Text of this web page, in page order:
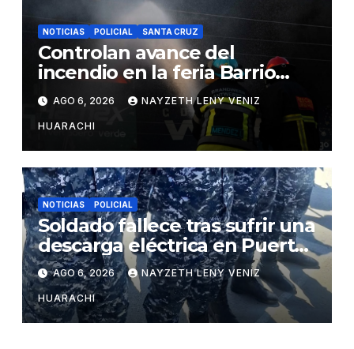
NOTICIAS POLICIAL SANTA CRUZ
Controlan avance del
incendio en la feria Barrio
Lindo
AGO 6, 2026 NAYZETH LENY VENIZ
HUARACHI
NOTICIAS POLICIAL
Soldado fallece tras sufrir una
descarga eléctrica en Puerto
Pailas
AGO 6, 2026 NAYZETH LENY VENIZ
HUARACHI